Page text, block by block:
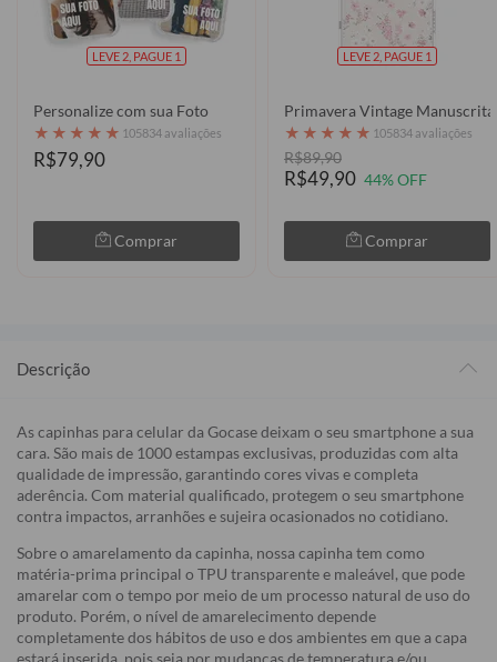
LEVE 2, PAGUE 1
Personalize com sua Foto
★ ★ ★ ★ ★ 105834 avaliações
R$79,90
Comprar
LEVE 2, PAGUE 1
Primavera Vintage Manuscrita
★ ★ ★ ★ ★ 105834 avaliações
R$89,90
R$49,90 44% OFF
Comprar
Descrição
As capinhas para celular da Gocase deixam o seu smartphone a sua
cara. São mais de 1000 estampas exclusivas, produzidas com alta
qualidade de impressão, garantindo cores vivas e completa
aderência. Com material qualificado, protegem o seu smartphone
contra impactos, arranhões e sujeira ocasionados no cotidiano.
Sobre o amarelamento da capinha, nossa capinha tem como
matéria-prima principal o TPU transparente e maleável, que pode
amarelar com o tempo por meio de um processo natural de uso do
produto. Porém, o nível de amarelecimento depende
completamente dos hábitos de uso e dos ambientes em que a capa
estará inserida, pois seja por mudanças de temperatura e/ou